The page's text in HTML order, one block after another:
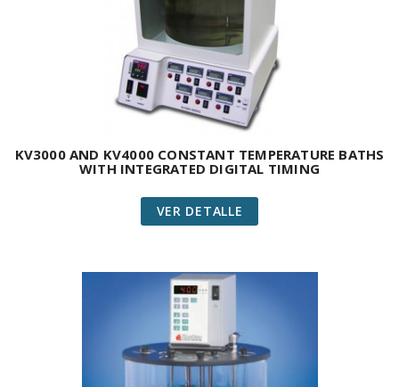
KV3000 AND KV4000 CONSTANT TEMPERATURE BATHS
WITH INTEGRATED DIGITAL TIMING
VER DETALLE